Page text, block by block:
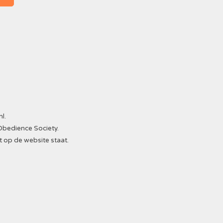
.
Society.
op de website staat.